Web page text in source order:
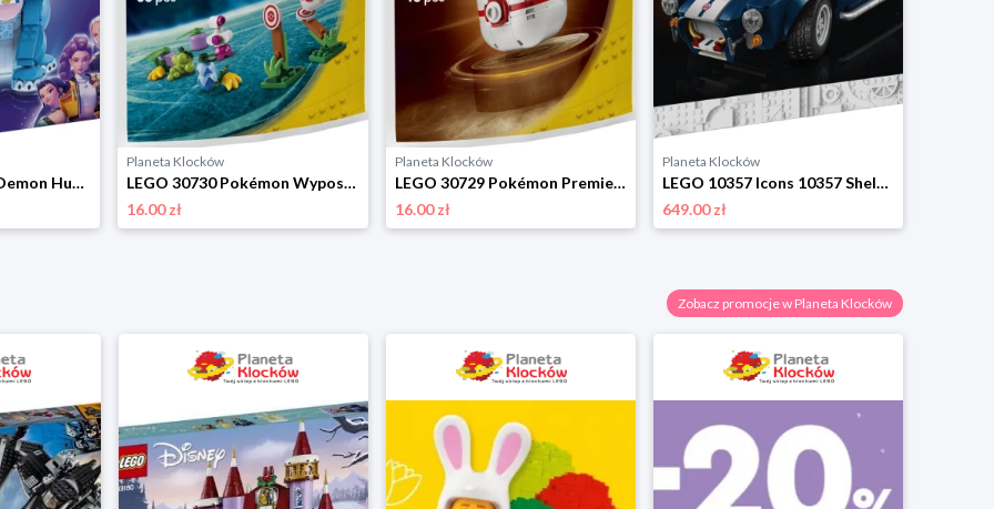
LEGO 72537 Kpop Demon Hunters Tygrys Derpy i Sroka Sussie Lego
Planeta Klocków
LEGO 30730 Pokémon Wyposażenie Trenera Lego
16.00 zł
Planeta Klocków
LEGO 30729 Pokémon Premierball Lego
16.00 zł
Planeta Klocków
LEGO 10357 Icons 10357 Shelby Cobra 427 S/C Lego
649.00 zł
Zobacz promocje w Planeta Klocków